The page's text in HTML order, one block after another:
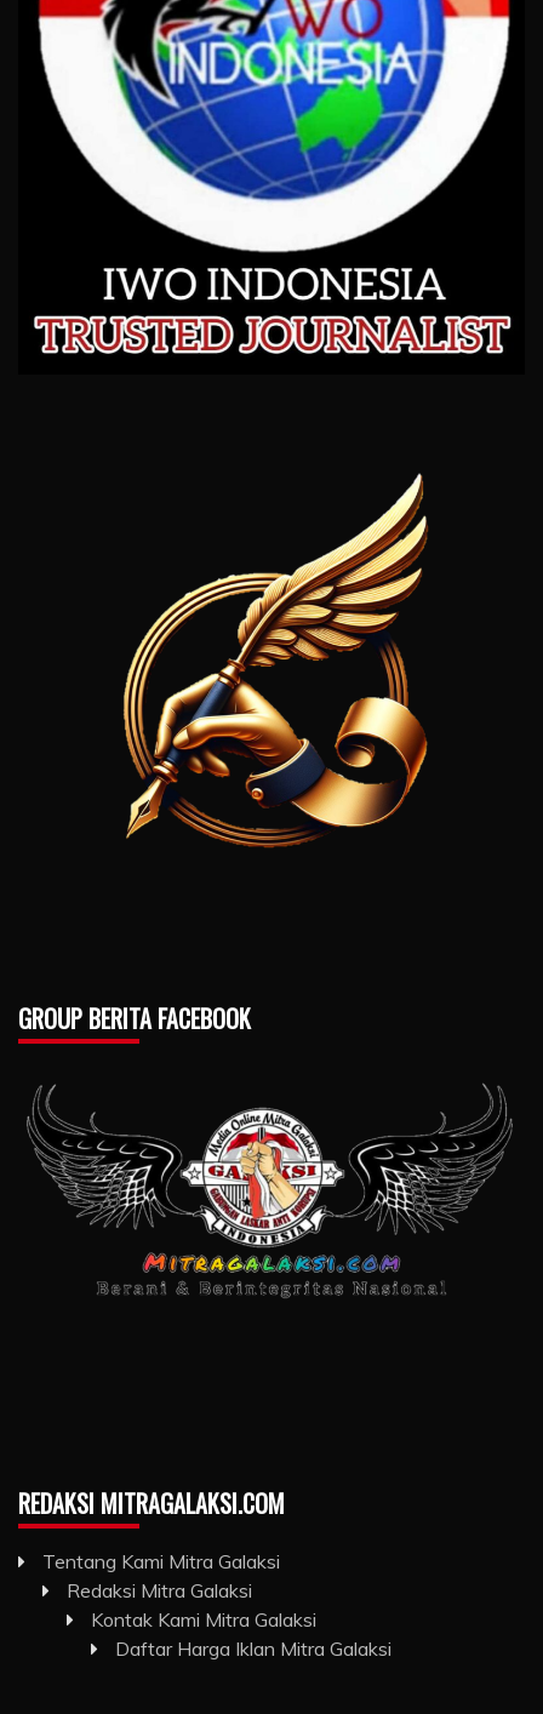
GROUP BERITA FACEBOOK
REDAKSI MITRAGALAKSI.COM
Tentang Kami Mitra Galaksi
Redaksi Mitra Galaksi
Kontak Kami Mitra Galaksi
Daftar Harga Iklan Mitra Galaksi